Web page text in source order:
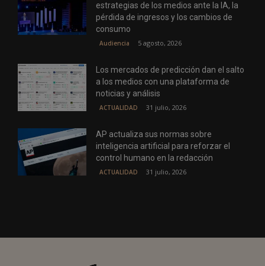
estrategias de los medios ante la IA, la
pérdida de ingresos y los cambios de
consumo
Audiencia 5 agosto, 2026
Los mercados de predicción dan el salto
a los medios con una plataforma de
noticias y análisis
ACTUALIDAD 31 julio, 2026
AP actualiza sus normas sobre
inteligencia artificial para reforzar el
control humano en la redacción
ACTUALIDAD 31 julio, 2026